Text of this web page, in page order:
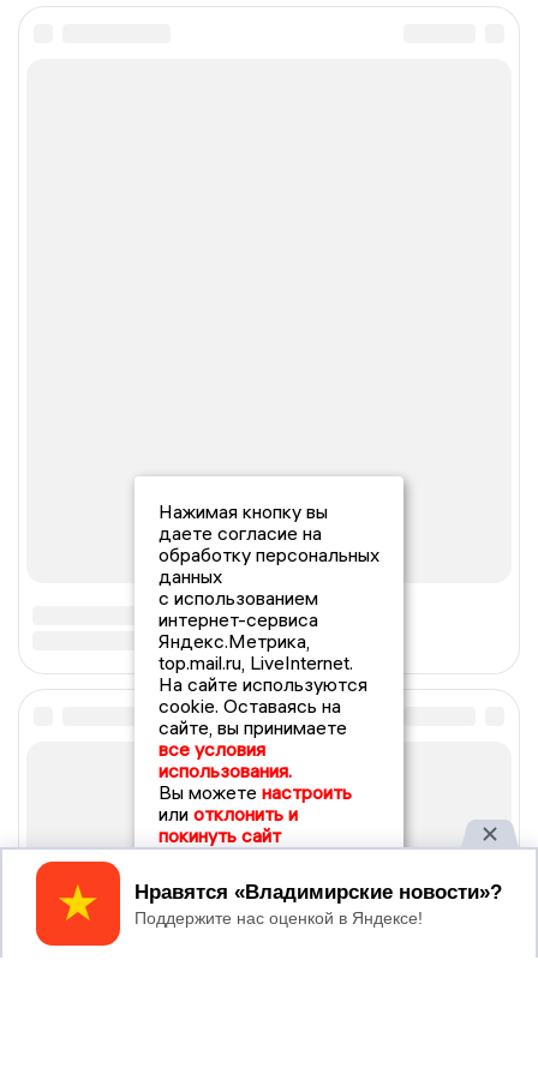
Нажимая кнопку вы
даете согласие на
обработку персональных
данных
с использованием
интернет-сервиса
Яндекс.Метрика,
top.mail.ru, LiveInternet.
На сайте используются
cookie. Оставаясь на
сайте, вы принимаете
все условия
использования.
Вы можете настроить
или отклонить и
покинуть сайт
Принять